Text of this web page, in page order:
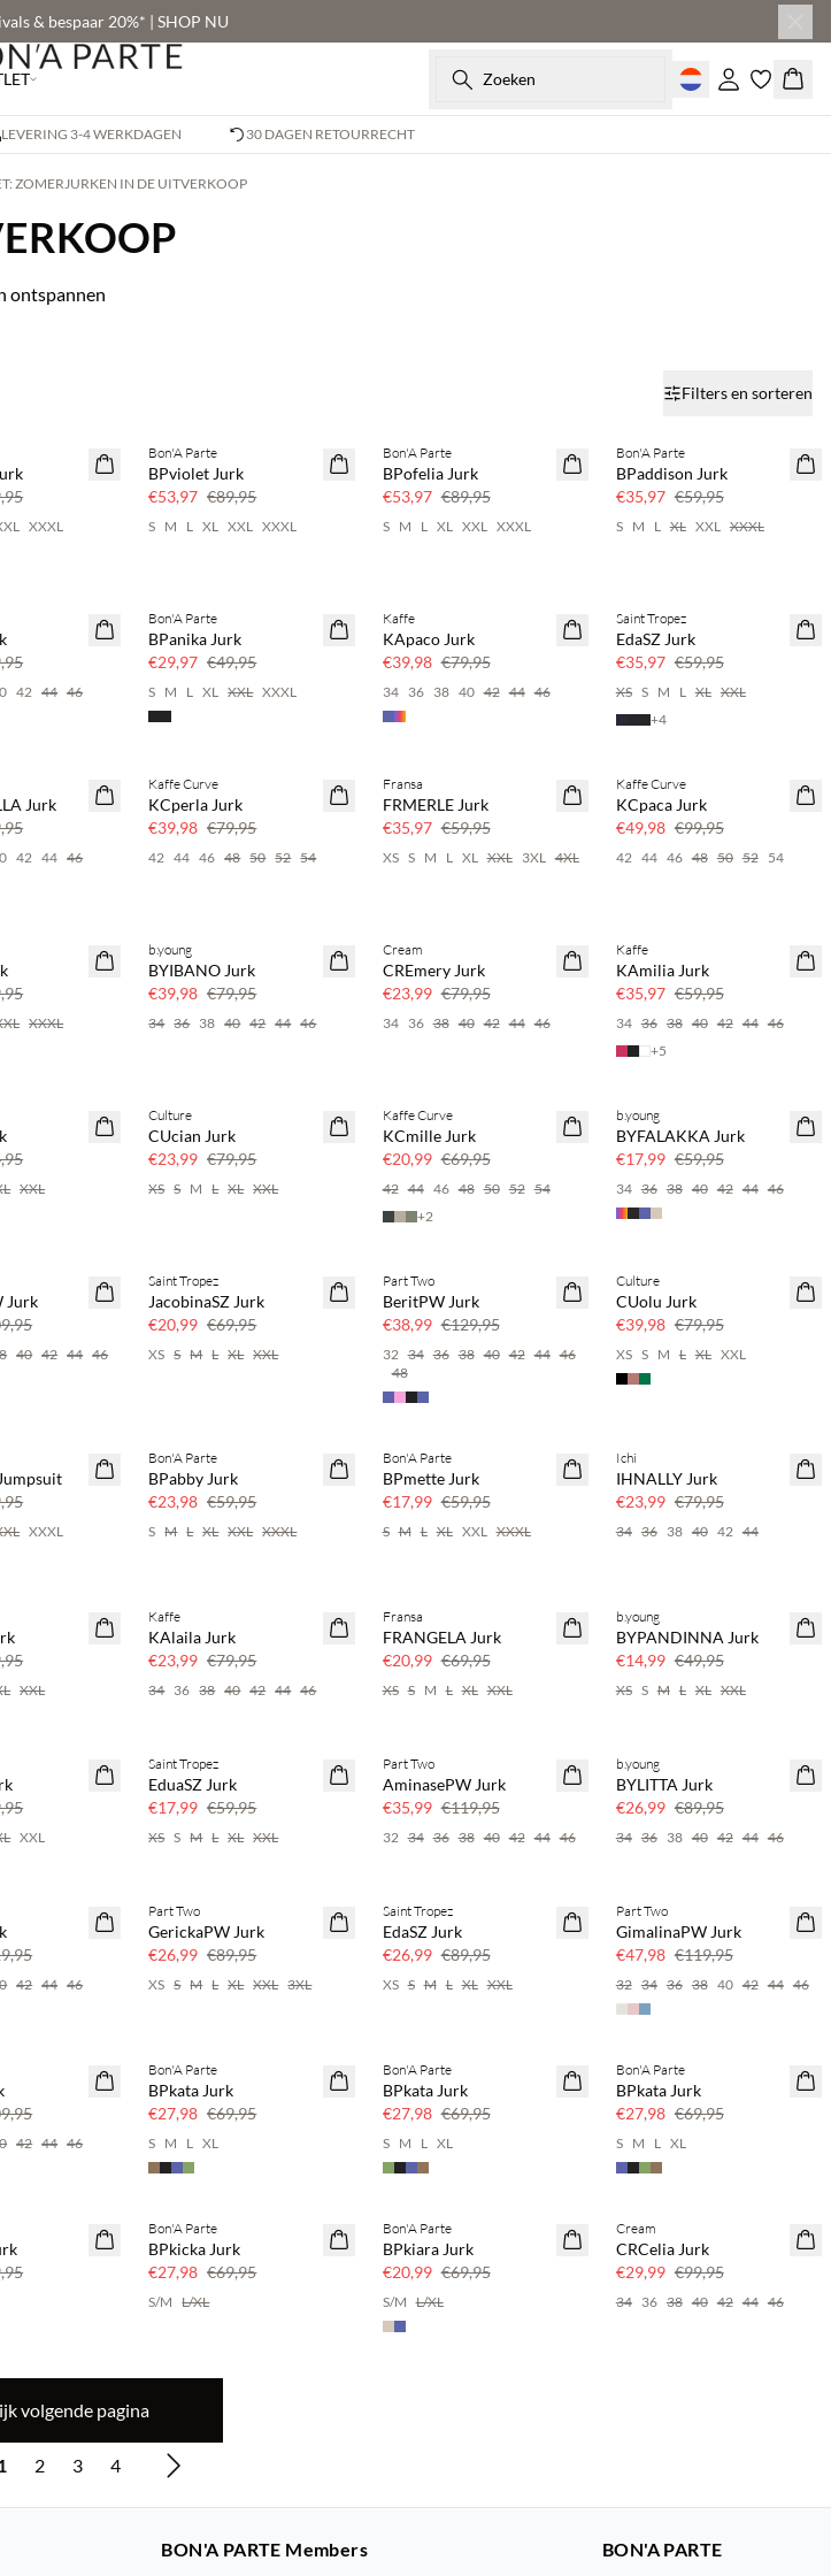
& bespaar 20%* | SHOP NU
Zoeken Inloggen
LEVERING 3-4 WERKDAGEN 30 DAGEN RETOURRECHT
ZOMERJURKEN IN DE UITVERKOOP
ontspannen
Filters en sorteren
XXXL
40% korting
Bon'A Parte
BPviolet Jurk
€53,97 €89,95
S M L XL XXL XXXL
40% korting
Bon'A Parte
BPofelia Jurk
€53,97 €89,95
S M L XL XXL XXXL
40% korting
Bon'A Parte
BPaddison Jurk
€35,97 €59,95
S M L XL XXL XXXL
42 44 46
40% korting
Bon'A Parte
BPanika Jurk
€29,97 €49,95
S M L XL XXL XXXL
50% korting
Kaffe
KApaco Jurk
€39,98 €79,95
34 36 38 40 42 44 46
40% korting
Saint Tropez
EdaSZ Jurk
€35,97 €59,95
XS S M L XL XXL
+4
Jurk
42 44 46
50% korting
Kaffe Curve
KCperla Jurk
€39,98 €79,95
42 44 46 48 50 52 54
40% korting
Fransa
FRMERLE Jurk
€35,97 €59,95
XS S M L XL XXL 3XL 4XL
50% korting
Kaffe Curve
KCpaca Jurk
€49,98 €99,95
42 44 46 48 50 52 54
XXXL
50% korting
b.young
BYIBANO Jurk
€39,98 €79,95
34 36 38 40 42 44 46
70% korting
Nog maar een paar
Cream
CREmery Jurk
€23,99 €79,95
34 36 38 40 42 44 46
40% korting
Kaffe
KAmilia Jurk
€35,97 €59,95
34 36 38 40 42 44 46
+5
XXL
70% korting
Culture
CUcian Jurk
€23,99 €79,95
XS S M L XL XXL
70% korting
Kaffe Curve
KCmille Jurk
€20,99 €69,95
42 44 46 48 50 52 54
+2
70% korting
b.young
BYFALAKKA Jurk
€17,99 €59,95
34 36 38 40 42 44 46
Jurk
40 42 44 46
70% korting
Saint Tropez
JacobinaSZ Jurk
€20,99 €69,95
XS S M L XL XXL
70% korting
Part Two
BeritPW Jurk
€38,99 €129,95
32 34 36 38 40 42 44 46
48
50% korting
Culture
CUolu Jurk
€39,98 €79,95
XS S M L XL XXL
XXXL
60% korting
Bon'A Parte
BPabby Jurk
€23,98 €59,95
S M L XL XXL XXXL
70% korting
Bon'A Parte
BPmette Jurk
€17,99 €59,95
S M L XL XXL XXXL
70% korting
Ichi
IHNALLY Jurk
€23,99 €79,95
34 36 38 40 42 44
XXL
70% korting
Kaffe
KAlaila Jurk
€23,99 €79,95
34 36 38 40 42 44 46
70% korting
Fransa
FRANGELA Jurk
€20,99 €69,95
XS S M L XL XXL
70% korting
b.young
BYPANDINNA Jurk
€14,99 €49,95
XS S M L XL XXL
XXL
70% korting
Saint Tropez
EduaSZ Jurk
€17,99 €59,95
XS S M L XL XXL
70% korting
Part Two
AminasePW Jurk
€35,99 €119,95
32 34 36 38 40 42 44 46
70% korting
b.young
BYLITTA Jurk
€26,99 €89,95
34 36 38 40 42 44 46
42 44 46
70% korting
Part Two
GerickaPW Jurk
€26,99 €89,95
XS S M L XL XXL 3XL
70% korting
Saint Tropez
EdaSZ Jurk
€26,99 €89,95
XS S M L XL XXL
60% korting
Part Two
GimalinaPW Jurk
€47,98 €119,95
32 34 36 38 40 42 44 46
42 44 46
SAVE20
Bon'A Parte
BPkata Jurk
€27,98 €69,95
S M L XL
SAVE20
Bon'A Parte
BPkata Jurk
€27,98 €69,95
S M L XL
SAVE20
Bon'A Parte
BPkata Jurk
€27,98 €69,95
S M L XL
SAVE20
Bon'A Parte
BPkicka Jurk
€27,98 €69,95
S/M L/XL
SAVE20
Bon'A Parte
BPkiara Jurk
€20,99 €69,95
S/M L/XL
SAVE20
Cream
CRCelia Jurk
€29,99 €99,95
34 36 38 40 42 44 46
volgende pagina
2 3 4
BON'A PARTE Members
BON'A PARTE